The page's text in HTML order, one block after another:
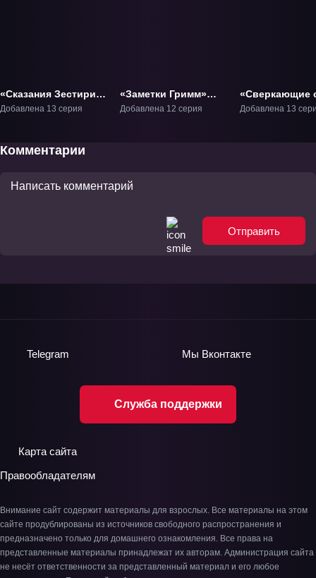
«Сказания Зестирии
2» ТВ-2
Добавлена 13 серия
«Заметки Гримм»
ТВ-1
Добавлена 12 серия
«Сверкающие
и ветер» ТВ-1
Добавлена 13
Комментарии
Отправить
Служба поддержки
Telegram Мы Вконтакте
Карта сайта
Правообладателям
Внимание сайт содержит материалы для взрослых. Все материалы на этом
сайте продублированы из источников свободного распространения и
предназначено только для домашнего ознакомления. Все права на
представленные материалы принадлежат их авторам. Администрация сайта
не несёт ответственности за представленный материал и его любое